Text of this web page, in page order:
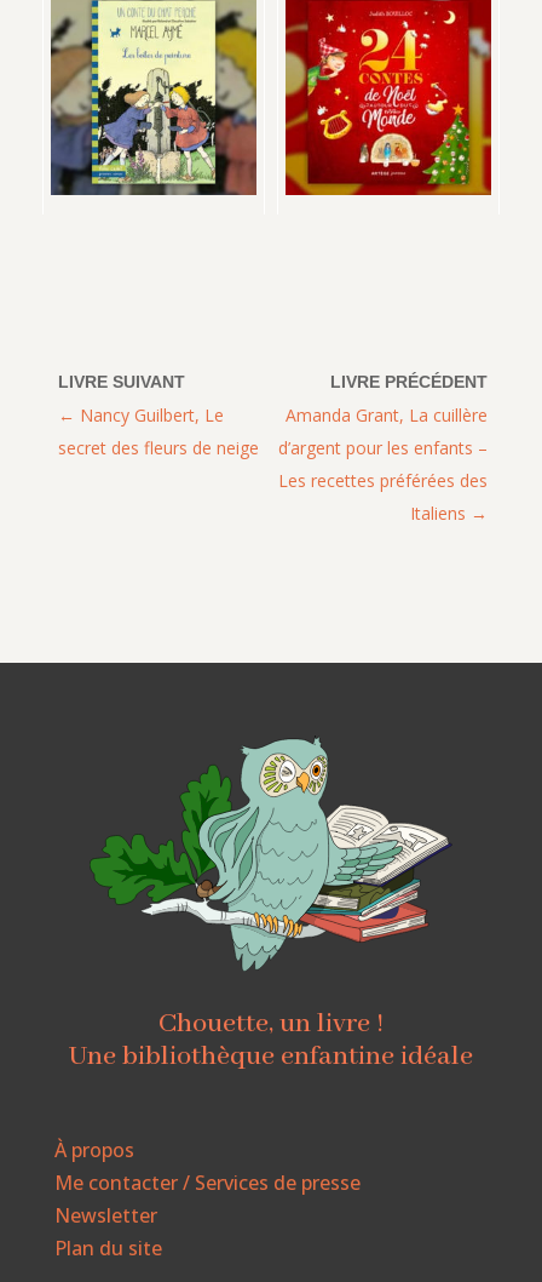
Amanda Grant, La cuillère
d’argent pour les enfants –
Les recettes préférées des
Italiens
Nancy Guilbert, Le
secret des fleurs de neige
Chouette, un livre !
Une bibliothèque enfantine idéale
À propos
Me contacter / Services de presse
Newsletter
Plan du site